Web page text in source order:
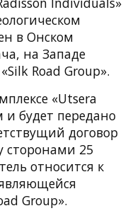
в Онском
на Западе
Road Group».
«Utsera
и будет передано
договор
сторонами 25
относится к
Group».